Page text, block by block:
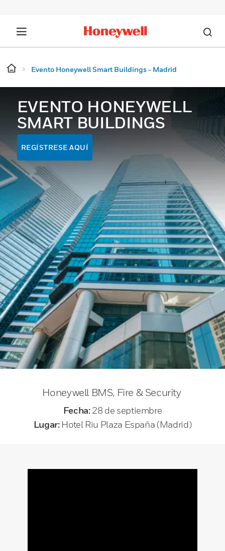
Evento Honeywell Smart Buildings - Madrid
EVENTO HONEYWELL
SMART BUILDINGS
REGÍSTRESE AQUÍ
Honeywell BMS, Fire & Security
Fecha: 28 de septiembre
Lugar: Hotel Riu Plaza España (Madrid)